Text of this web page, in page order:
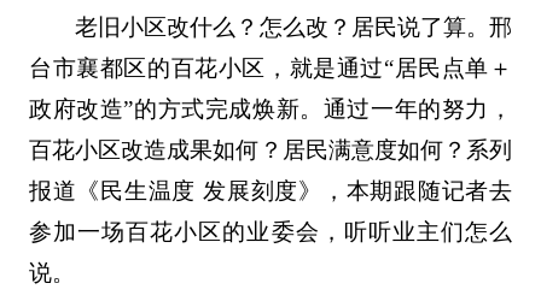
老旧小区改什么？怎么改？居民说了算。邢
台市襄都区的百花小区，就是通过“居民点单＋
政府改造”的方式完成焕新。通过一年的努力，
百花小区改造成果如何？居民满意度如何？系列
报道《民生温度 发展刻度》，本期跟随记者去
参加一场百花小区的业委会，听听业主们怎么
说。